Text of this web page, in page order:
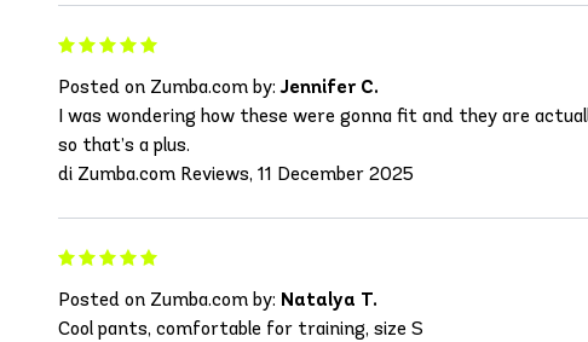
Posted on Zumba.com by:Jennifer C.
I was wondering how these were gonna fit and they are
so that’s a plus.
di Zumba.com Reviews, 11 December 2025
Posted on Zumba.com by: Natalya T.
Cool pants, comfortable for training, size S